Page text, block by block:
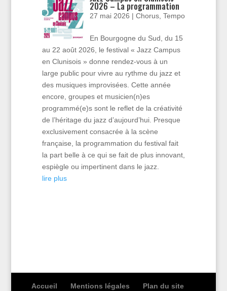
2026 – La programmation
27 mai 2026 |Chorus,Tempo
En Bourgogne du Sud, du 15
au 22 août 2026, le festival « Jazz Campus
en Clunisois » donne rendez-vous à un
large public pour vivre au rythme du jazz et
des musiques improvisées. Cette année
encore, groupes et musicien(n)es
programmé(e)s sont le reflet de la créativité
de l’héritage du jazz d’aujourd’hui. Presque
exclusivement consacrée à la scène
française, la programmation du festival fait
la part belle à ce qui se fait de plus innovant,
espiègle ou impertinent dans le jazz.
lire plus
Accueil Mentions légales Plan du site